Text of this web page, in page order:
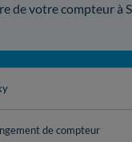
de votre compteur à
de compteur